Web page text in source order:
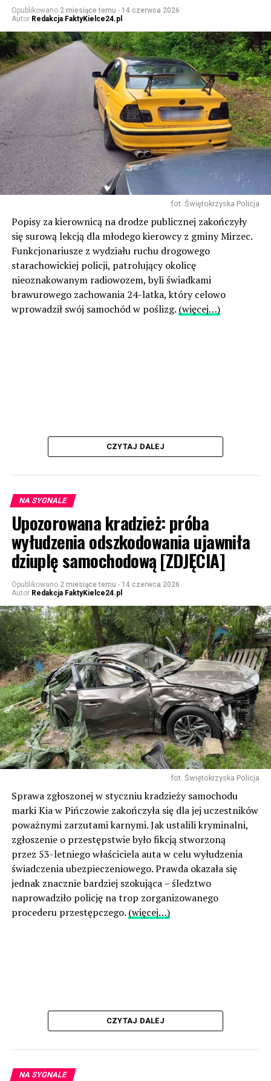
Opublikowano 2 miesiące temu - 14 czerwca 2026
Autor Redakcja FaktyKielce24.pl
fot. Świętokrzyska Policja
Popisy za kierownicą na drodze publicznej zakończyły
się surową lekcją dla młodego kierowcy z gminy Mirzec.
Funkcjonariusze z wydziału ruchu drogowego
starachowickiej policji, patrolujący okolicę
nieoznakowanym radiowozem, byli świadkami
brawurowego zachowania 24-latka, który celowo
wprowadził swój samochód w poślizg. (więcej…)
CZYTAJ DALEJ
NA SYGNALE
Upozorowana kradzież: próba
wyłudzenia odszkodowania ujawniła
dziuplę samochodową [ZDJĘCIA]
Opublikowano 2 miesiące temu - 14 czerwca 2026
Autor Redakcja FaktyKielce24.pl
fot. Świętokrzyska Policja
Sprawa zgłoszonej w styczniu kradzieży samochodu
marki Kia w Pińczowie zakończyła się dla jej uczestników
poważnymi zarzutami karnymi. Jak ustalili kryminalni,
zgłoszenie o przestępstwie było fikcją stworzoną
przez 53-letniego właściciela auta w celu wyłudzenia
świadczenia ubezpieczeniowego. Prawda okazała się
jednak znacznie bardziej szokująca – śledztwo
naprowadziło policję na trop zorganizowanego
procederu przestępczego. (więcej…)
CZYTAJ DALEJ
NA SYGNALE